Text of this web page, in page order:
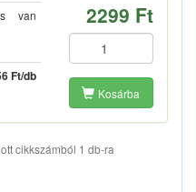
van
Ft/db
2299 Ft
Kosárba
cikkszámból 1 db-ra